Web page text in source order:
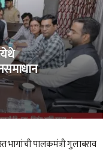
भागांची पालकमंत्री गुलाबराव